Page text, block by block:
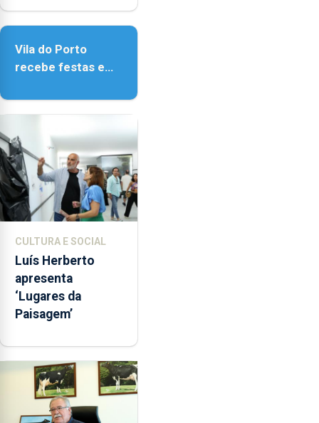
18h00.
de Vila do Porto
Vila do Porto
recebe festas em
Senhora da
CULTURA E SOCIAL
Luís Herberto
apresenta
‘Lugares da
Paisagem’